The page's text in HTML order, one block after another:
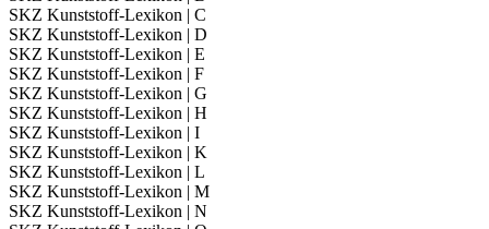
SKZ Kunststoff-Lexikon | C
SKZ Kunststoff-Lexikon | D
SKZ Kunststoff-Lexikon | E
SKZ Kunststoff-Lexikon | F
SKZ Kunststoff-Lexikon | G
SKZ Kunststoff-Lexikon | H
SKZ Kunststoff-Lexikon | I
SKZ Kunststoff-Lexikon | K
SKZ Kunststoff-Lexikon | L
SKZ Kunststoff-Lexikon | M
SKZ Kunststoff-Lexikon | N